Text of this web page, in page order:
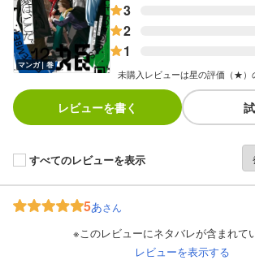
マンガ｜巻
3
2
1
未購入レビューは星の評価（★）
レビューを書く
すべてのレビューを表示
5あさん
※このレビューにネタバレが含まれて
レビューを表示する